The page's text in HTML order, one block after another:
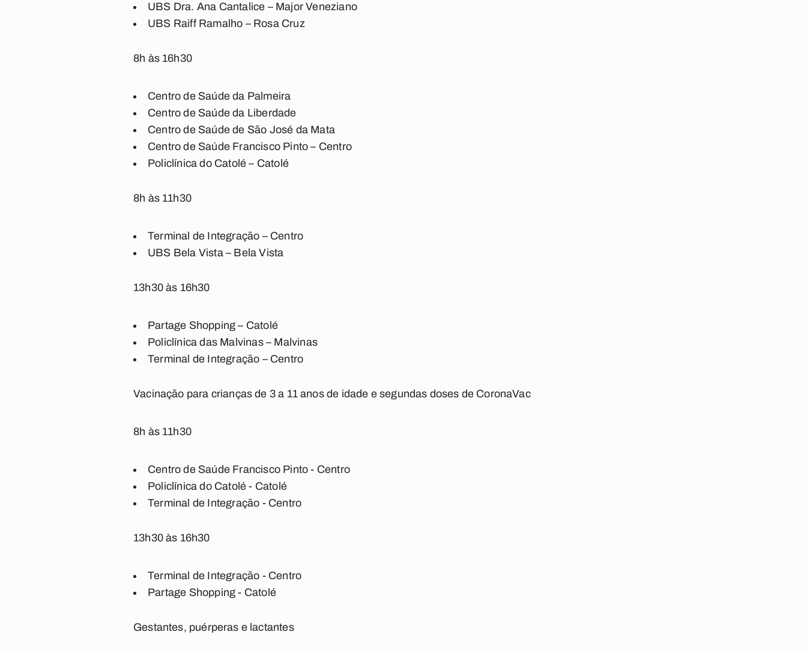
UBS Dra. Ana Cantalice – Major Veneziano
UBS Raiff Ramalho – Rosa Cruz
8h às 16h30
Centro de Saúde da Palmeira
Centro de Saúde da Liberdade
Centro de Saúde de São José da Mata
Centro de Saúde Francisco Pinto – Centro
Policlínica do Catolé – Catolé
8h às 11h30
Terminal de Integração – Centro
UBS Bela Vista – Bela Vista
13h30 às 16h30
Partage Shopping – Catolé
Policlínica das Malvinas – Malvinas
Terminal de Integração – Centro
Vacinação para crianças de 3 a 11 anos de idade e segundas doses de CoronaVac
8h às 11h30
Centro de Saúde Francisco Pinto - Centro
Policlínica do Catolé - Catolé
Terminal de Integração - Centro
13h30 às 16h30
Terminal de Integração - Centro
Partage Shopping - Catolé
Gestantes, puérperas e lactantes